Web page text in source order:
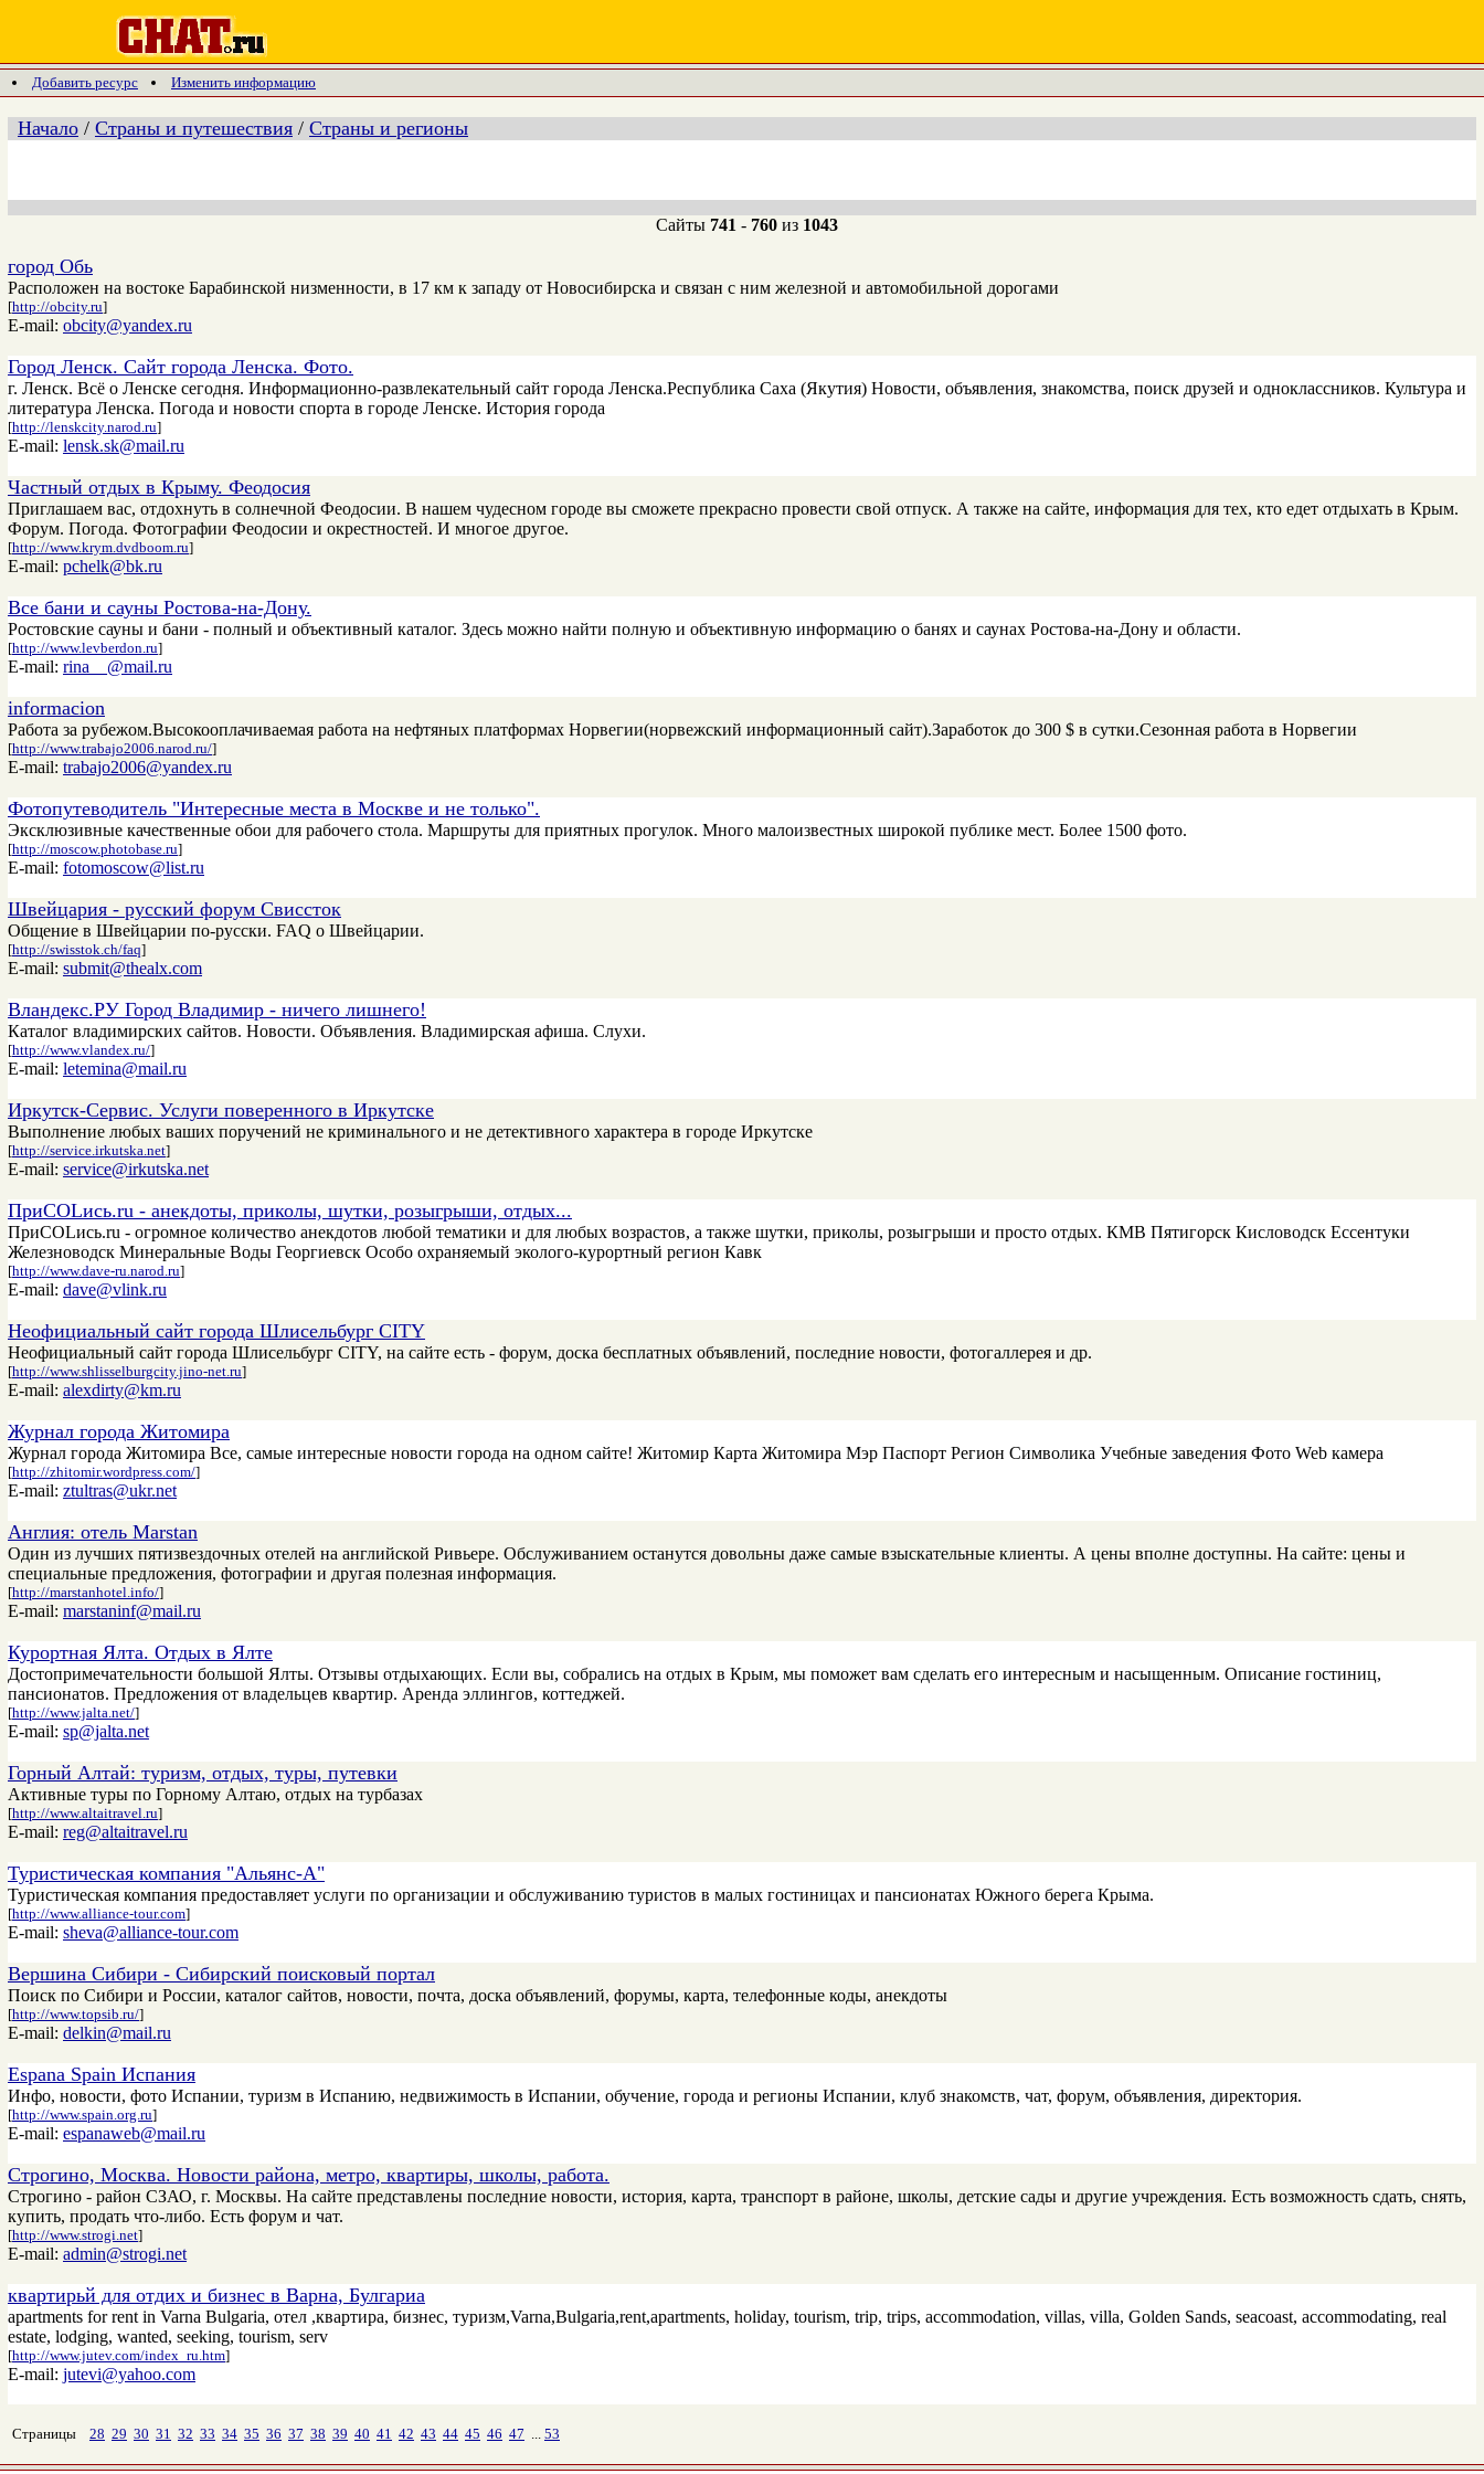
Добавить ресурс Изменить информацию
Начало / Страны и путешествия / Страны и регионы
Сайты 741 - 760из 1043
город Обь
Расположен на востоке Барабинской низменности, в 17 км к западу от Новосибирска и связан с ним железной и автомобильной дорогами
[http://obcity.ru]
E-mail: obcity@yandex.ru
Город Ленск. Сайт города Ленска. Фото.
г. Ленск. Всё о Ленске сегодня. Информационно-развлекательный сайт города Ленска.Республика Саха (Якутия) Новости, объявления, знакомства, поиск друзей и одноклассников. Культура и
литература Ленска. Погода и новости спорта в городе Ленске. История города
[http://lenskcity.narod.ru]
E-mail: lensk.sk@mail.ru
Частный отдых в Крыму. Феодосия
Приглашаем вас, отдохнуть в солнечной Феодосии. В нашем чудесном городе вы сможете прекрасно провести свой отпуск. А также на сайте, информация для тех, кто едет отдыхать в Крым.
Форум. Погода. Фотографии Феодосии и окрестностей. И многое другое.
[http://www.krym.dvdboom.ru]
E-mail: pchelk@bk.ru
Все бани и сауны Ростова-на-Дону.
Ростовские сауны и бани - полный и объективный каталог. Здесь можно найти полную и объективную информацию о банях и саунах Ростова-на-Дону и области.
[http://www.levberdon.ru]
E-mail: rina__@mail.ru
informacion
Работа за рубежом.Высокооплачиваемая работа на нефтяных платформах Норвегии(норвежский информационный сайт).Заработок до 300 $ в сутки.Сезонная работа в Норвегии
[http://www.trabajo2006.narod.ru/]
E-mail: trabajo2006@yandex.ru
Фотопутеводитель "Интересные места в Москве и не только".
Эксклюзивные качественные обои для рабочего стола. Маршруты для приятных прогулок. Много малоизвестных широкой публике мест. Более 1500 фото.
[http://moscow.photobase.ru]
E-mail: fotomoscow@list.ru
Швейцария - русский форум Свиссток
Общение в Швейцарии по-русски. FAQ о Швейцарии.
[http://swisstok.ch/faq]
E-mail: submit@thealx.com
Вландекс.РУ Город Владимир - ничего лишнего!
Каталог владимирских сайтов. Новости. Объявления. Владимирская афиша. Слухи.
[http://www.vlandex.ru/]
E-mail: letemina@mail.ru
Иркутск-Сервис. Услуги поверенного в Иркутске
Выполнение любых ваших поручений не криминального и не детективного характера в городе Иркутске
[http://service.irkutska.net]
E-mail: service@irkutska.net
ПриCOLись.ru - анекдоты, приколы, шутки, розыгрыши, отдых...
ПриCOLись.ru - огромное количество анекдотов любой тематики и для любых возрастов, а также шутки, приколы, розыгрыши и просто отдых. КМВ Пятигорск Кисловодск Ессентуки
Железноводск Минеральные Воды Георгиевск Особо охраняемый эколого-курортный регион Кавк
[http://www.dave-ru.narod.ru]
E-mail: dave@vlink.ru
Неофициальный сайт города Шлисельбург CITY
Неофициальный сайт города Шлисельбург CITY, на сайте есть - форум, доска бесплатных объявлений, последние новости, фотогаллерея и др.
[http://www.shlisselburgcity.jino-net.ru]
E-mail: alexdirty@km.ru
Журнал города Житомира
Журнал города Житомира Все, самые интересные новости города на одном сайте! Житомир Карта Житомира Мэр Паспорт Регион Символика Учебные заведения Фото Web камера
[http://zhitomir.wordpress.com/]
E-mail: ztultras@ukr.net
Англия: отель Marstan
Один из лучших пятизвездочных отелей на английской Ривьере. Обслуживанием останутся довольны даже самые взыскательные клиенты. А цены вполне доступны. На сайте: цены и
специальные предложения, фотографии и другая полезная информация.
[http://marstanhotel.info/]
E-mail: marstaninf@mail.ru
Курортная Ялта. Отдых в Ялте
Достопримечательности большой Ялты. Отзывы отдыхающих. Если вы, собрались на отдых в Крым, мы поможет вам сделать его интересным и насыщенным. Описание гостиниц,
пансионатов. Предложения от владельцев квартир. Аренда эллингов, коттеджей.
[http://www.jalta.net/]
E-mail: sp@jalta.net
Горный Алтай: туризм, отдых, туры, путевки
Активные туры по Горному Алтаю, отдых на турбазах
[http://www.altaitravel.ru]
E-mail: reg@altaitravel.ru
Туристическая компания "Альянс-А"
Туристическая компания предоставляет услуги по организации и обслуживанию туристов в малых гостиницах и пансионатах Южного берега Крыма.
[http://www.alliance-tour.com]
E-mail: sheva@alliance-tour.com
Вершина Сибири - Сибирский поисковый портал
Поиск по Сибири и России, каталог сайтов, новости, почта, доска объявлений, форумы, карта, телефонные коды, анекдоты
[http://www.topsib.ru/]
E-mail: delkin@mail.ru
Espana Spain Испания
Инфо, новости, фото Испании, туризм в Испанию, недвижимость в Испании, обучение, города и регионы Испании, клуб знакомств, чат, форум, oбъявления, директория.
[http://www.spain.org.ru]
E-mail: espanaweb@mail.ru
Строгино, Москва. Новости района, метро, квартиры, школы, работа.
Строгино - район СЗАО, г. Москвы. На сайте представлены последние новости, история, карта, транспорт в районе, школы, детские сады и другие учреждения. Есть возможность сдать, снять,
купить, продать что-либо. Есть форум и чат.
[http://www.strogi.net]
E-mail: admin@strogi.net
квартирьй для отдих и бизнес в Варна, Булгариа
apartments for rent in Varna Bulgaria, отел ,квартира, бизнес, туризм,Varna,Bulgaria,rent,apartments, holiday, tourism, trip, trips, accommodation, villas, villa, Golden Sands, seacoast, accommodating, real
estate, lodging, wanted, seeking, tourism, serv
[http://www.jutev.com/index_ru.htm]
E-mail: jutevi@yahoo.com
Страницы 28 29 30 31 32 33 34 35 36 37 38 39 40 41 42 43 44 45 46 47 ... 53